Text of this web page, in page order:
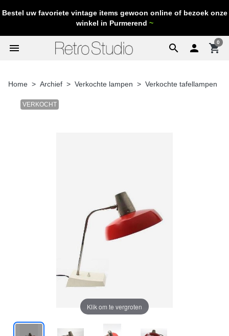
Bestel uw favoriete vintage items gewoon online of bezoek onze
winkel in Purmerend ~
search
menu  shopping_cart
0
Home Archief Verkochte lampen Verkochte tafellampen
VERKOCHT
Klik om te vergroten